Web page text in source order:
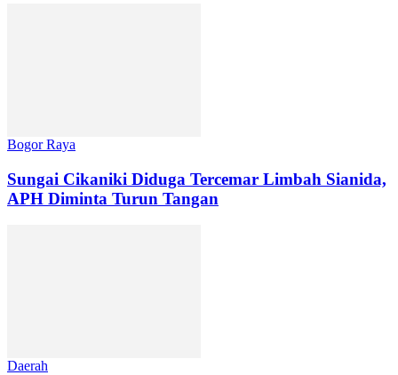
Bogor Raya
Sungai Cikaniki Diduga Tercemar Limbah Sianida,
APH Diminta Turun Tangan
Daerah